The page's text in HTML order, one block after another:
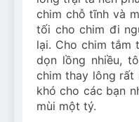
chim chỗ tĩnh và
tối cho chim đi
lại. Cho chim tắm
dọn lồng nhiều,
chim thay lông rất
khó cho các bạn
mùi một tý.